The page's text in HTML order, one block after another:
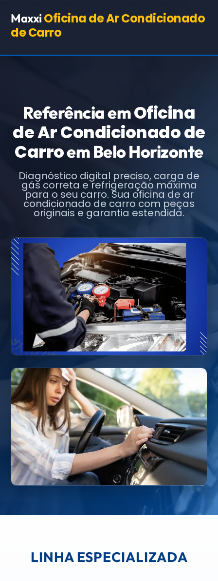
TROCANDO APENAS OS TEXTOS E URLs INDICADOS)
Maxxi Oficina de Ar Condicionado
de Carro
Referência emOficina
de Ar Condicionado de
Carroem Belo Horizonte
Diagnóstico digital preciso, carga de
gás correta e refrigeração máxima
para o seu carro. Sua oficina de ar
condicionado de carro com peças
originais e garantia estendida.
LINHA ESPECIALIZADA